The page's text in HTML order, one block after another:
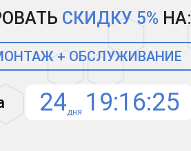
СКИДКУ 5% НА:
+ ОБСЛУЖИВАНИЕ
24дня 19 16 24